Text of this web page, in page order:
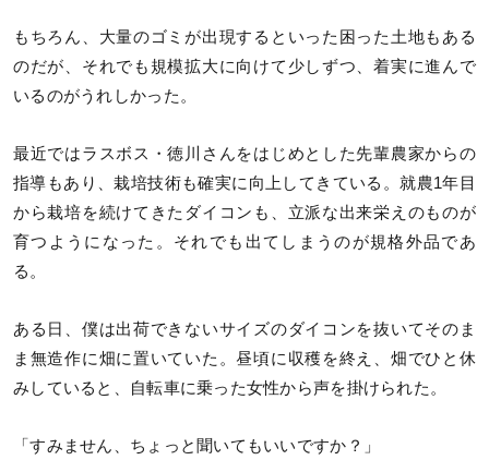
もちろん、大量のゴミが出現するといった困った土地もある
のだが、それでも規模拡大に向けて少しずつ、着実に進んで
いるのがうれしかった。
最近ではラスボス・徳川さんをはじめとした先輩農家からの
指導もあり、栽培技術も確実に向上してきている。就農1年目
から栽培を続けてきたダイコンも、立派な出来栄えのものが
育つようになった。それでも出てしまうのが規格外品であ
る。
ある日、僕は出荷できないサイズのダイコンを抜いてそのま
ま無造作に畑に置いていた。昼頃に収穫を終え、畑でひと休
みしていると、自転車に乗った女性から声を掛けられた。
「すみません、ちょっと聞いてもいいですか？」